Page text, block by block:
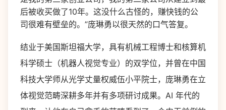
后被收买做了10年。这没什么古怪的，赚快钱的公
司很难有壁垒的。”庞琳勇以很天然的口气答复。
结业于美国斯坦福大学，具有机械工程博士和核算机
科学硕士（机器人视觉专业）的双学位，并曾在中国
科技大学师从光学丈量权威伍小平院士，庞琳勇在立
体视觉范畴深耕多年并有多项研讨成果。AI 年代的